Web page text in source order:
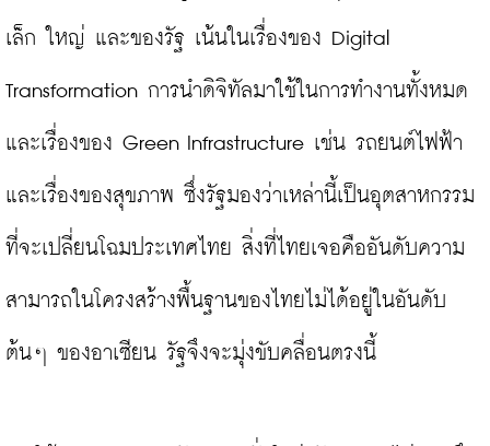
เล็ก ใหญ่ และของรัฐ เน้นในเรื่องของ Digital
Transformation การนำดิจิทัลมาใช้ในการทำงานทั้งหมด
และเรื่องของ Green Infrastructure เช่น รถยนต์ไฟฟ้า
และเรื่องของสุขภาพ ซึ่งรัฐมองว่าเหล่านี้เป็นอุตสาหกรรม
ที่จะเปลี่ยนโฉมประเทศไทย สิ่งที่ไทยเจอคืออันดับความ
สามารถในโครงสร้างพื้นฐานของไทยไม่ได้อยู่ในอันดับ
ต้นๆ ของอาเซียน รัฐจึงจะมุ่งขับคลื่อนตรงนี้